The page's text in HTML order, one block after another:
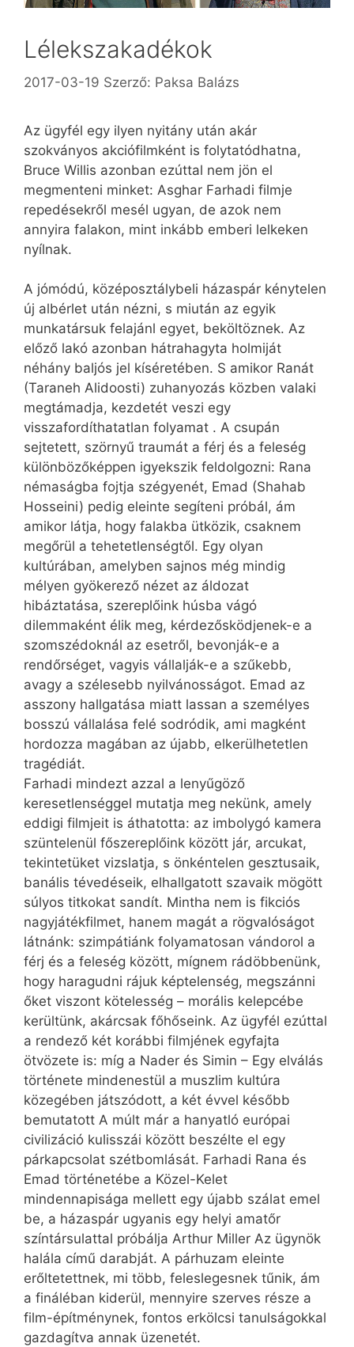
Lélekszakadékok
2017-03-19 Szerző: Paksa Balázs
Az ügyfél egy ilyen nyitány után akár
szokványos akciófilmként is folytatódhatna,
Bruce Willis azonban ezúttal nem jön el
megmenteni minket: Asghar Farhadi filmje
repedésekről mesél ugyan, de azok nem
annyira falakon, mint inkább emberi lelkeken
nyílnak.
A jómódú, középosztálybeli házaspár kénytelen
új albérlet után nézni, s miután az egyik
munkatársuk felajánl egyet, beköltöznek. Az
előző lakó azonban hátrahagyta holmiját
néhány baljós jel kíséretében. S amikor Ranát
(Taraneh Alidoosti) zuhanyozás közben valaki
megtámadja, kezdetét veszi egy
visszafordíthatatlan folyamat . A csupán
sejtetett, szörnyű traumát a férj és a feleség
különbözőképpen igyekszik feldolgozni: Rana
némaságba fojtja szégyenét, Emad (Shahab
Hosseini) pedig eleinte segíteni próbál, ám
amikor látja, hogy falakba ütközik, csaknem
megőrül a tehetetlenségtől. Egy olyan
kultúrában, amelyben sajnos még mindig
mélyen gyökerező nézet az áldozat
hibáztatása, szereplőink húsba vágó
dilemmaként élik meg, kérdezősködjenek-e a
szomszédoknál az esetről, bevonják-e a
rendőrséget, vagyis vállalják-e a szűkebb,
avagy a szélesebb nyilvánosságot. Emad az
asszony hallgatása miatt lassan a személyes
bosszú vállalása felé sodródik, ami magként
hordozza magában az újabb, elkerülhetetlen
tragédiát.
Farhadi mindezt azzal a lenyűgöző
keresetlenséggel mutatja meg nekünk, amely
eddigi filmjeit is áthatotta: az imbolygó kamera
szüntelenül főszereplőink között jár, arcukat,
tekintetüket vizslatja, s önkéntelen gesztusaik,
banális tévedéseik, elhallgatott szavaik mögött
súlyos titkokat sandít. Mintha nem is fikciós
nagyjátékfilmet, hanem magát a rögvalóságot
látnánk: szimpátiánk folyamatosan vándorol a
férj és a feleség között, mígnem rádöbbenünk,
hogy haragudni rájuk képtelenség, megszánni
őket viszont kötelesség – morális kelepcébe
kerültünk, akárcsak főhőseink. Az ügyfél ezúttal
a rendező két korábbi filmjének egyfajta
ötvözete is: míg a Nader és Simin – Egy elválás
története mindenestül a muszlim kultúra
közegében játszódott, a két évvel később
bemutatott A múlt már a hanyatló európai
civilizáció kulisszái között beszélte el egy
párkapcsolat szétbomlását. Farhadi Rana és
Emad történetébe a Közel-Kelet
mindennapisága mellett egy újabb szálat emel
be, a házaspár ugyanis egy helyi amatőr
színtársulattal próbálja Arthur Miller Az ügynök
halála című darabját. A párhuzam eleinte
erőltetettnek, mi több, feleslegesnek tűnik, ám
a fináléban kiderül, mennyire szerves része a
film-építménynek, fontos erkölcsi tanulságokkal
gazdagítva annak üzenetét.